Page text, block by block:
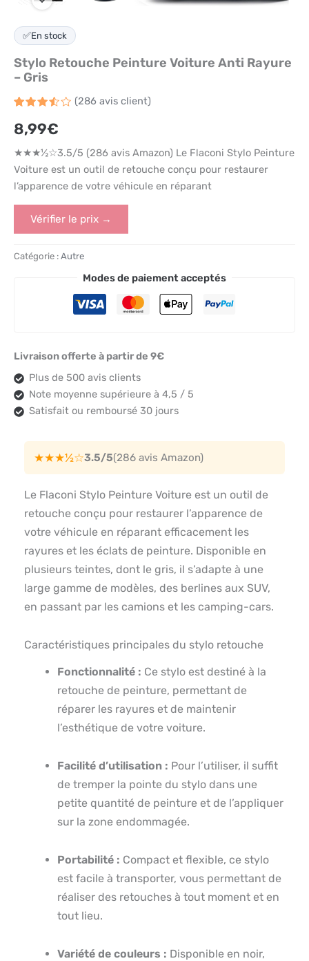
✅En stock
Stylo Retouche Peinture Voiture Anti Rayure
– Gris
3.5
sur 5
sur
notations
client
(286avis client)
8,99€
★★★½☆3.5/5 (286 avis Amazon) Le Flaconi Stylo Peinture
Voiture est un outil de retouche conçu pour restaurer
l’apparence de votre véhicule en réparant
Vérifier le prix →
Catégorie : Autre
Modes de paiement acceptés
Livraison offerte à partir de 9€
Plus de 500 avis clients
Note moyenne supérieure à 4,5 / 5
Satisfait ou remboursé 30 jours
★★★½☆3.5/5(286 avis Amazon)
Le Flaconi Stylo Peinture Voiture est un outil de
retouche conçu pour restaurer l’apparence de
votre véhicule en réparant efficacement les
rayures et les éclats de peinture. Disponible en
plusieurs teintes, dont le gris, il s’adapte à une
large gamme de modèles, des berlines aux SUV,
en passant par les camions et les camping-cars.
Caractéristiques principales du stylo retouche
Fonctionnalité : Ce stylo est destiné à la
retouche de peinture, permettant de
réparer les rayures et de maintenir
l’esthétique de votre voiture.
Facilité d’utilisation : Pour l’utiliser, il suffit
de tremper la pointe du stylo dans une
petite quantité de peinture et de l’appliquer
sur la zone endommagée.
Portabilité : Compact et flexible, ce stylo
est facile à transporter, vous permettant de
réaliser des retouches à tout moment et en
tout lieu.
Variété de couleurs : Disponible en noir,